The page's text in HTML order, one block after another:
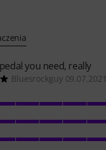
you need, really
Bluesrockguy 09.07.2021